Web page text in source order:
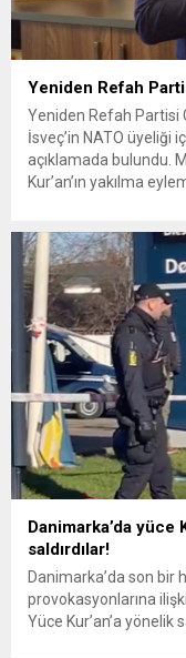
Yeniden Refah
Yeniden Refah Partisi
İsveç’in NATO üyeliği
açıklamada bulundu.
Kur’an’ın yakılma
Genel...
Danimarka’da yüce
saldırdılar!
Danimarka’da son bir
provokasyonlarına
Yüce Kur’an’a yönelik